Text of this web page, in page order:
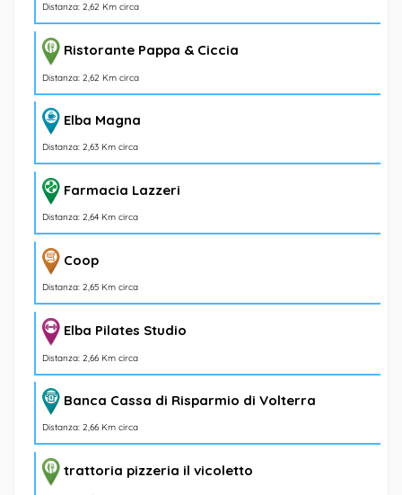
Distanza: 2,62 Km circa
Ristorante Pappa & Ciccia
Distanza: 2,62 Km circa
Elba Magna
Distanza: 2,63 Km circa
Farmacia Lazzeri
Distanza: 2,64 Km circa
Coop
Distanza: 2,65 Km circa
Elba Pilates Studio
Distanza: 2,66 Km circa
Banca Cassa di Risparmio di Volterra
Distanza: 2,66 Km circa
trattoria pizzeria il vicoletto